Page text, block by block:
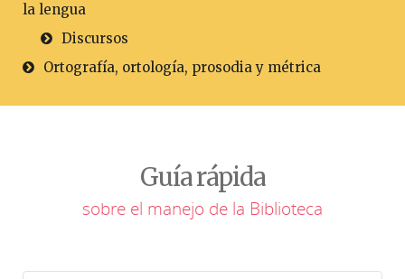
la lengua
Discursos
Ortografía, ortología, prosodia y métrica
Guía rápida
sobre el manejo de la Biblioteca